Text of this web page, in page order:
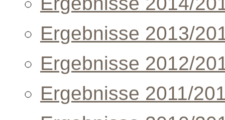
Ergebnisse 2013/
Ergebnisse 2012/
Ergebnisse 2011/